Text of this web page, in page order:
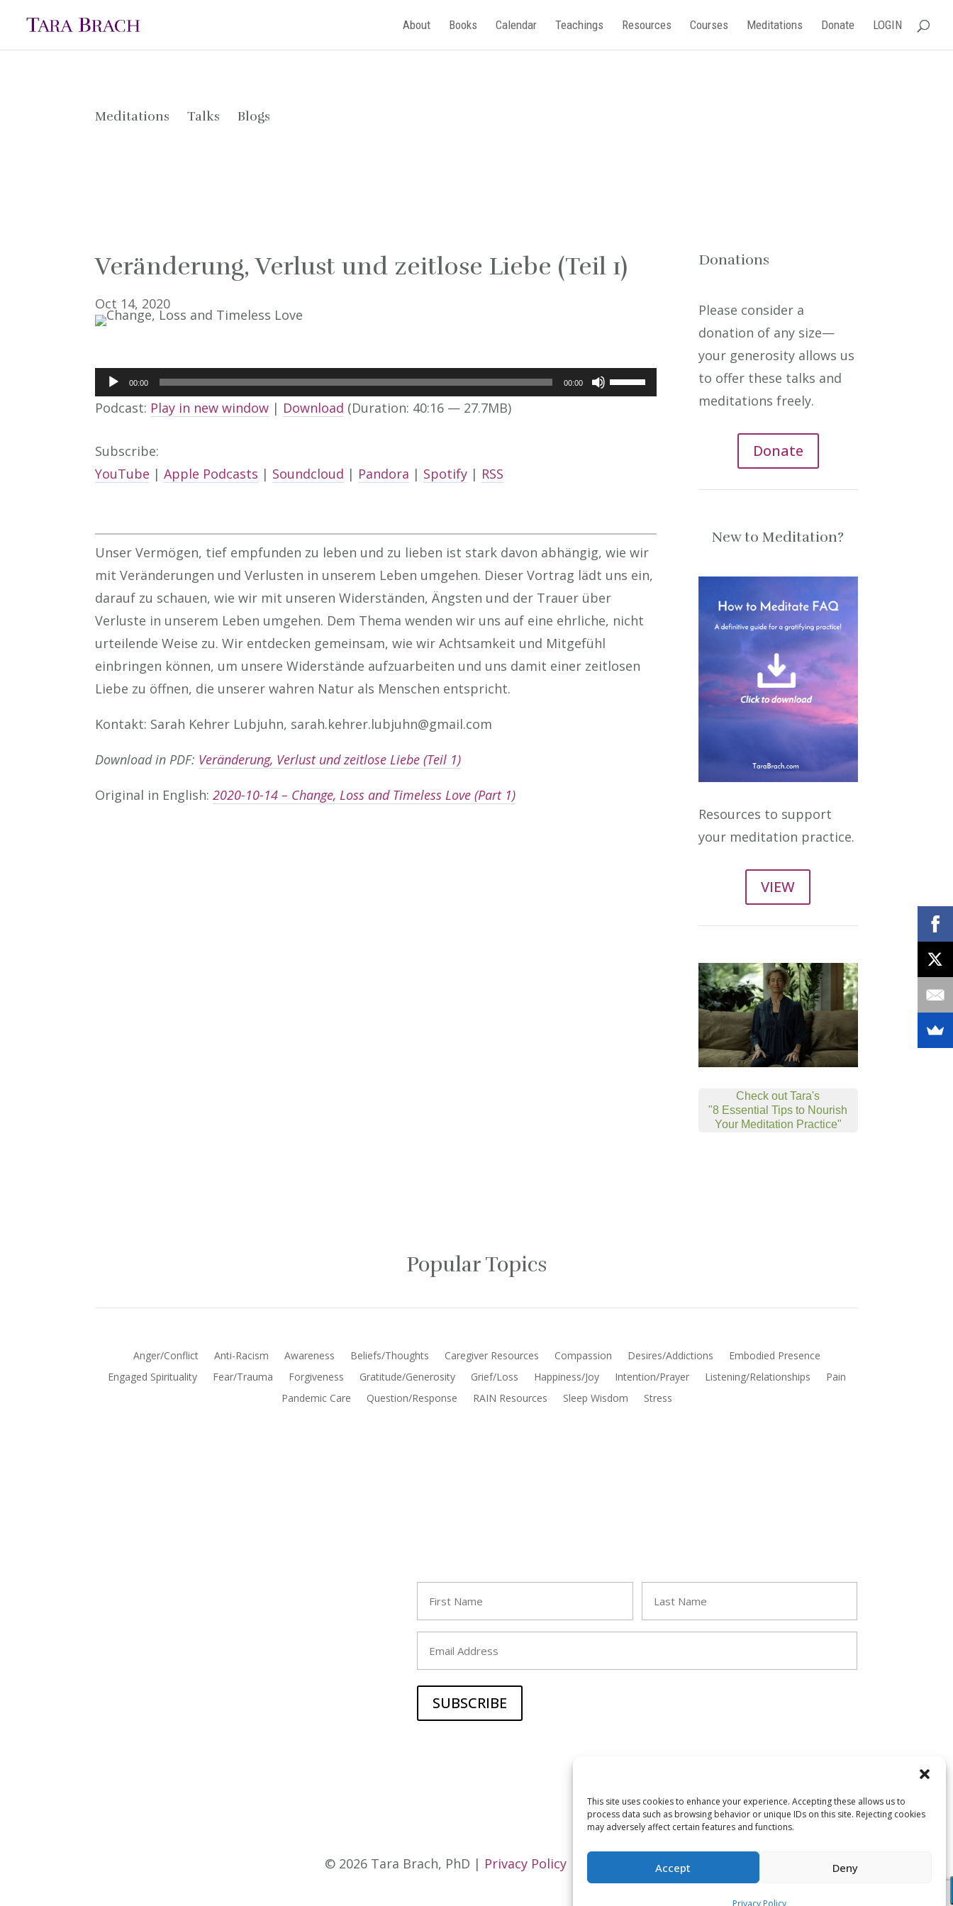
This site uses cookies to enhance your experience. Accepting these allows us to
process data such as browsing behavior or unique IDs on this site. Rejecting cookies
may adversely affect certain features and functions.
Accept Deny
Privacy Policy
About Books Calendar Teachings Resources Courses Meditations Donate LOGIN
Meditations Talks Blogs
Meditations Talks Blogs
Veränderung, Verlust und zeitlose Liebe (Teil 1)
Oct 14, 2020
Audio
Player
00:00 00:00
Use
Up/Down
decrease
volume.
Podcast: Play in new window | Download (Duration: 40:16 — 27.7MB)
Subscribe:
YouTube |Apple Podcasts | Soundcloud | Pandora | Spotify | RSS
Unser Vermögen, tief empfunden zu leben und zu lieben ist stark davon abhängig, wie wir
mit Veränderungen und Verlusten in unserem Leben umgehen. Dieser Vortrag lädt uns ein,
darauf zu schauen, wie wir mit unseren Widerständen, Ängsten und der Trauer über
Verluste in unserem Leben umgehen. Dem Thema wenden wir uns auf eine ehrliche, nicht
urteilende Weise zu. Wir entdecken gemeinsam, wie wir Achtsamkeit und Mitgefühl
einbringen können, um unsere Widerstände aufzuarbeiten und uns damit einer zeitlosen
Liebe zu öffnen, die unserer wahren Natur als Menschen entspricht.
Kontakt: Sarah Kehrer Lubjuhn, sarah.kehrer.lubjuhn@gmail.com
Download in PDF: Veränderung, Verlust und zeitlose Liebe (Teil 1)
Original in English:2020-10-14 – Change, Loss and Timeless Love (Part 1)
Donations
Please consider a
donation of any size—
your generosity allows us
to offer these talks and
meditations freely.
Donate
New to Meditation?
Resources to support
your meditation practice.
VIEW
Check out Tara's
"8 Essential Tips to Nourish
Your Meditation Practice"
Popular Topics
Anger/Conflict Anti-Racism Awareness Beliefs/Thoughts Caregiver Resources Compassion Desires/Addictions
Embodied Presence
Engaged Spirituality
Fear/Trauma Forgiveness Gratitude/Generosity Grief/Loss Happiness/Joy Intention/Prayer Listening/Relationships
Pain
Pandemic Care
Question/Response RAIN Resources Sleep Wisdom Stress
First Last
© 2026 Tara Brach, PhD | Privacy Policy|